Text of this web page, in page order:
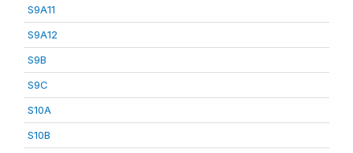
S9A11
S9A12
S9B
S9C
S10A
S10B